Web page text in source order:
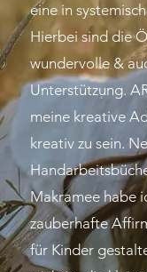
eine in
Hierbei sind die
wundervolle &
Unterstützung.
meine kreative
kreativ zu sein.
Makramee habe
zauberhafte
für Kinder